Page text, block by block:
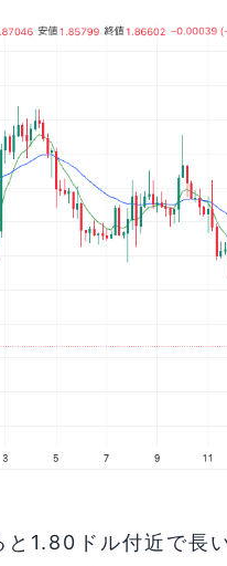
1.80ドル付近で長